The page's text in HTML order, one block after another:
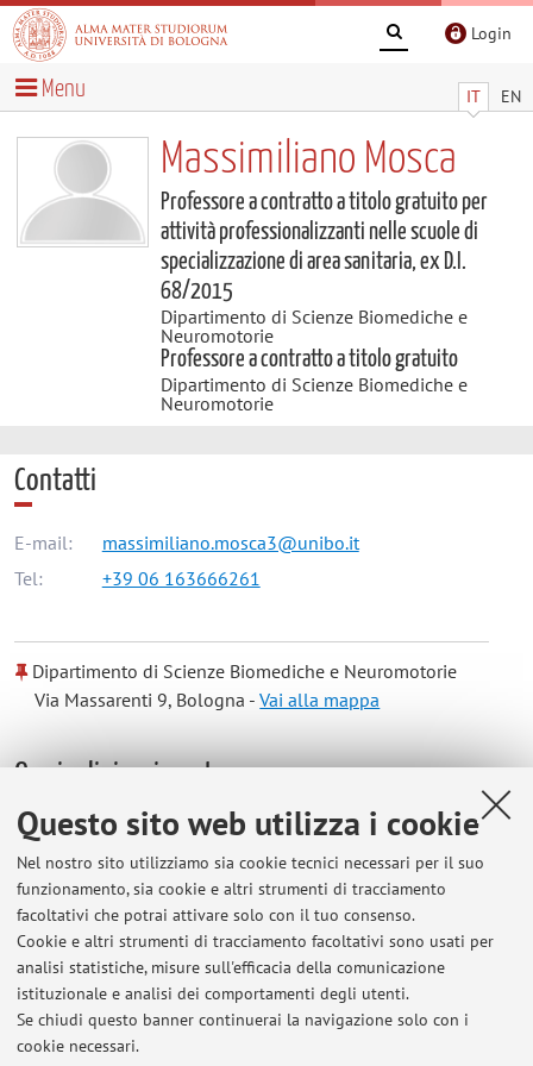
Questo sito web utilizza i cookie
Nel nostro sito utilizziamo sia cookie tecnici necessari per il suo
funzionamento, sia cookie e altri strumenti di tracciamento
facoltativi che potrai attivare solo con il tuo consenso.
Cookie e altri strumenti di tracciamento facoltativi sono usati per
analisi statistiche, misure sull'efficacia della comunicazione
istituzionale e analisi dei comportamenti degli utenti.
Se chiudi questo banner continuerai la navigazione solo con i
cookie necessari.
Login
IT EN
Menu
Massimiliano Mosca
Professore a contratto a titolo gratuito per
attività professionalizzanti nelle scuole di
specializzazione di area sanitaria, ex D.I.
68/2015
Dipartimento di Scienze Biomediche e
Neuromotorie
Professore a contratto a titolo gratuito
Dipartimento di Scienze Biomediche e
Neuromotorie
Contatti
E-mail:
massimiliano.mosca3@unibo.it
Tel:
+39 06 163666261
Dipartimento di Scienze Biomediche e Neuromotorie
Via Massarenti 9, Bologna -Vai alla mappa
Orario di ricevimento
Appuntamenti presso Istituto Ortopedico Rizzoli, ala
monumentale, studio personale (previ accordi a mezzo e-mail
- indirizzo: massimiliano.mosca@ior.it o silvio.caravelli@ior.it
).